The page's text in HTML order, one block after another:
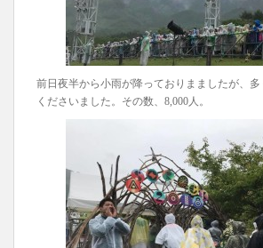
前日夜半から小雨が降っておりまましたが、
くださいました。その数、8,000人。